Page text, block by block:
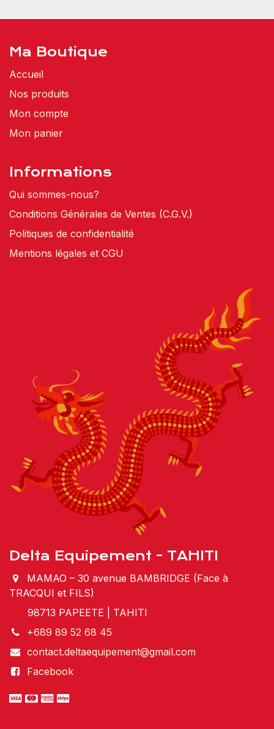
Ma Boutique
Accueil
Nos produits
Mon compte
Mon panier
Informations
Qui sommes-nous?
Conditions Générales de Ventes (C.G.V.)
Politiques de confidentialité
Mentions légales et CGU
Delta Equipement - TAHITI
MAMAO – 30 avenue BAMBRIDGE (Face à
TRACQUI et FILS)
98713 PAPEETE | TAHITI
+689 89 52 68 45
contact.deltaequipement@gmail.com
Facebook